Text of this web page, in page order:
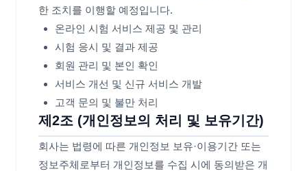
한 조치를 이행할 예정입니다.
온라인 시험 서비스 제공 및 관리
시험 응시 및 결과 제공
회원 관리 및 본인 확인
서비스 개선 및 신규 서비스 개발
고객 문의 및 불만 처리
제2조 (개인정보의 처리 및 보유기간)
회사는 법령에 따른 개인정보 보유·이용기간 또는
정보주체로부터 개인정보를 수집 시에 동의받은 개